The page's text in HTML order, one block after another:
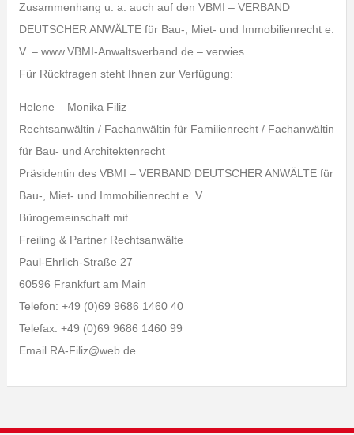
Zusammenhang u. a. auch auf den VBMI – VERBAND
DEUTSCHER ANWÄLTE für Bau-, Miet- und Immobilienrecht e.
V. – www.VBMI-Anwaltsverband.de – verwies.
Für Rückfragen steht Ihnen zur Verfügung:
Helene – Monika Filiz
Rechtsanwältin / Fachanwältin für Familienrecht / Fachanwältin
für Bau- und Architektenrecht
Präsidentin des VBMI – VERBAND DEUTSCHER ANWÄLTE für
Bau-, Miet- und Immobilienrecht e. V.
Bürogemeinschaft mit
Freiling & Partner Rechtsanwälte
Paul-Ehrlich-Straße 27
60596 Frankfurt am Main
Telefon: +49 (0)69 9686 1460 40
Telefax: +49 (0)69 9686 1460 99
Email RA-Filiz@web.de